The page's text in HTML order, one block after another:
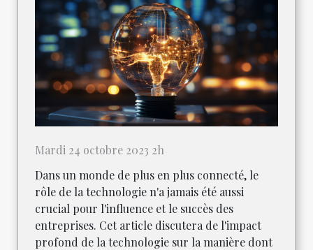
Mardi 24 octobre 2023 2h
Dans un monde de plus en plus connecté, le
rôle de la technologie n'a jamais été aussi
crucial pour l'influence et le succès des
entreprises. Cet article discutera de l'impact
profond de la technologie sur la manière dont